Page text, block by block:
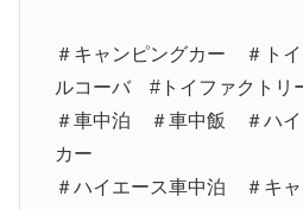
＃キャンピングカー ＃ト
ルコーバ #トイファクトリ
＃車中泊 ＃車中飯 ＃ハイ
カー
＃ハイエース車中泊 ＃キ